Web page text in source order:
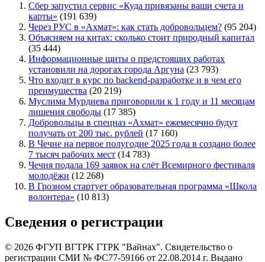
Сбер запустил сервис «Куда привязаны ваши счета и
карты» (191 639)
Через РУС в «Ахмат»: как стать добровольцем? (95 204)
Объясняем на китах: сколько стоит природный капитал
(35 444)
Информационные щиты о предстоящих работах
установили на дорогах города Аргуна (23 793)
Что входит в курс по backend-разработке и в чем его
преимущества (20 219)
Муслима Мурдиева приговорили к 1 году и 11 месяцам
лишения свободы (17 385)
Добровольцы в спецназ «Ахмат» ежемесячно будут
получать от 200 тыс. рублей (17 160)
В Чечне на первое полугодие 2025 года в создано более
7 тысяч рабочих мест (14 783)
Чечня подала 169 заявок на слёт Всемирного фестиваля
молодёжи (12 268)
В Грозном стартует образовательная программа «Школа
волонтера» (10 813)
Сведения о регистрации
© 2026 ФГУП ВГТРК ГТРК "Вайнах". Свидетельство о
регистрации СМИ № ФС77-59166 от 22.08.2014 г. Выдано